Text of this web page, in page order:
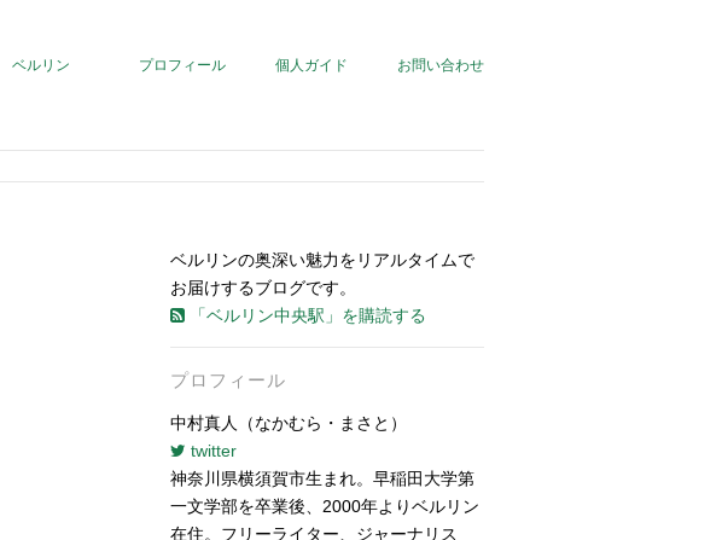
ベルリン プロフィール 個人ガイド お問い合わせ
ベルリンの奥深い魅力をリアルタイムで
お届けするブログです。
「ベルリン中央駅」を購読する
プロフィール
中村真人（なかむら・まさと）
twitter
神奈川県横須賀市生まれ。早稲田大学第
一文学部を卒業後、2000年よりベルリン
在住。フリーライター、ジャーナリス